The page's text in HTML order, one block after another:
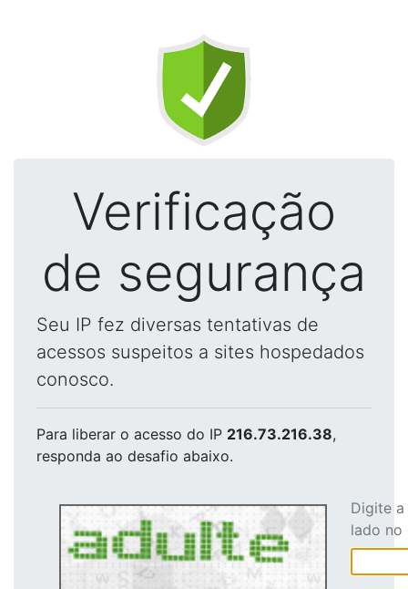
Verificação
de segurança
Seu IP fez diversas tentativas de
acessos suspeitos a sites hospedados
conosco.
Para liberar o acesso do IP 216.73.216.38,
responda ao desafio abaixo.
Digite
lado no